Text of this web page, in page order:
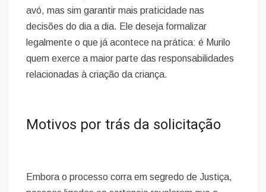
avó, mas sim garantir mais praticidade nas
decisões do dia a dia. Ele deseja formalizar
legalmente o que já acontece na prática: é Murilo
quem exerce a maior parte das responsabilidades
relacionadas à criação da criança.
Motivos por trás da solicitação
Embora o processo corra em segredo de Justiça,